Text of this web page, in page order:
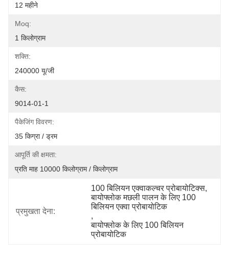
12 महीने
Moq:
1 किलोग्राम
शक्ति:
240000 यू/जी
कैस:
9014-01-1
पैकेजिंग विवरण:
35 किग्रा / ड्रम
आपूर्ति की क्षमता:
प्रति माह 10000 किलोग्राम / किलोग्राम
प्रमुखता देना:
100 बिलियन एक्वाकल्चर प्रोबायोटिक्स,
बायोफ्लोक मछली पालन के लिए 100
बिलियन एक्वा प्रोबायोटिक
,
बायोफ्लोक के लिए 100 बिलियन
प्रोबायोटिक